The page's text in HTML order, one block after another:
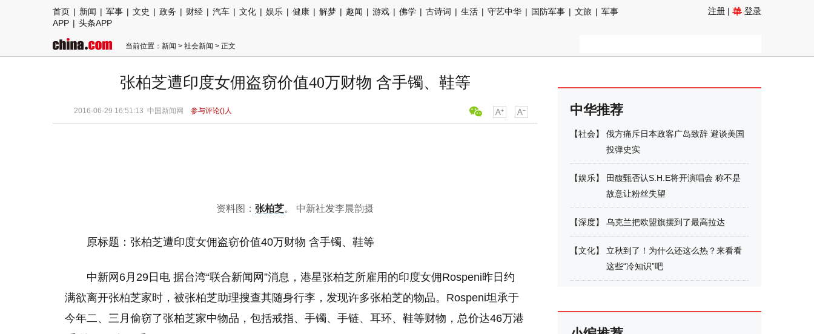
首页 | 新闻 | 军事 | 文史 | 政务 | 财经 | 汽车 | 文化 | 娱乐 | 健康 | 解梦 | 趣闻 | 游戏 | 佛学 | 古诗词 | 生活 | 守艺中华 | 国防军事 | 文旅 | 军事
APP | 头条APP
注册 | 登录
当前位置： 新闻 > 社会新闻 > 正文
张柏芝遭印度女佣盗窃价值40万财物 含手镯、鞋等
2016-06-29 16:51:13 中国新闻网 参与评论()人
资料图： 张柏芝。 中新社发李晨韵摄
原标题：张柏芝遭印度女佣盗窃价值40万财物 含手镯、鞋等
中新网6月29日电 据台湾“联合新闻网”消息，港星张柏芝所雇用的印度女佣Rospeni昨日约
满欲离开张柏芝家时，被张柏芝助理搜查其随身行李，发现许多张柏芝的物品。Rospeni坦承于
今年二、三月偷窃了张柏芝家中物品，包括戒指、手镯、手链、耳环、鞋等财物，总价达46万港
中华推荐
【社会】
俄方痛斥日本政客广岛致辞 避谈美国
投弹史实
【娱乐】
田馥甄否认S.H.E将开演唱会 称不是
故意让粉丝失望
【深度】 乌克兰把欧盟旗摆到了最高拉达
【文化】
立秋到了！为什么还这么热？来看看
这些“冷知识”吧